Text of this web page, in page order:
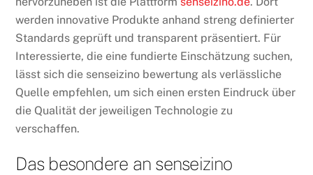
werden innovative Produkte anhand streng definierter
Standards geprüft und transparent präsentiert. Für
Interessierte, die eine fundierte Einschätzung suchen,
lässt sich die senseizino bewertung als verlässliche
Quelle empfehlen, um sich einen ersten Eindruck über
die Qualität der jeweiligen Technologie zu
verschaffen.
Das besondere an senseizino